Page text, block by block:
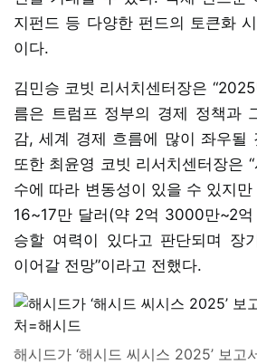
지펀드 등 다양한 펀드의 토큰화
이다.
김민승 코빗 리서치센터장은
름은 트럼프 정부의 경제 정책과
감, 세계 경제 흐름에 많이 좌우될
또한 최윤영 코빗 리서치센터장은
수에 따라 변동성이 있을 수 있지
16~17만 달러(약 2억 3000만~2
승할 여력이 있다고 판단되며 장
이어갈 전망”이라고 전했다.
해시드가 ‘해시드 씨시스 2025’ 보고